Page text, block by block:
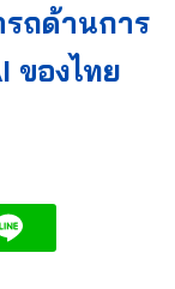
ถด้านการ
ของไทย